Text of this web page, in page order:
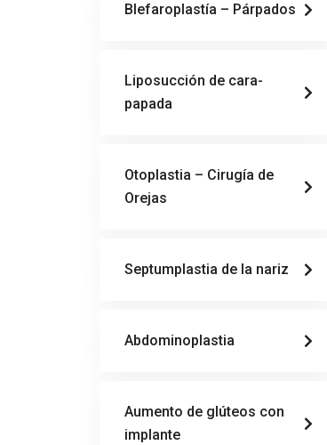
Blefaroplastía – Párpados
Liposucción de cara-
papada
Otoplastia – Cirugía de
Orejas
Septumplastia de la nariz
Abdominoplastia
Aumento de glúteos con
implante